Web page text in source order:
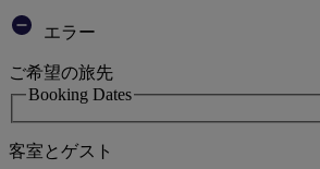
エラー
ご希望の旅先
Booking Dates
客室とゲスト